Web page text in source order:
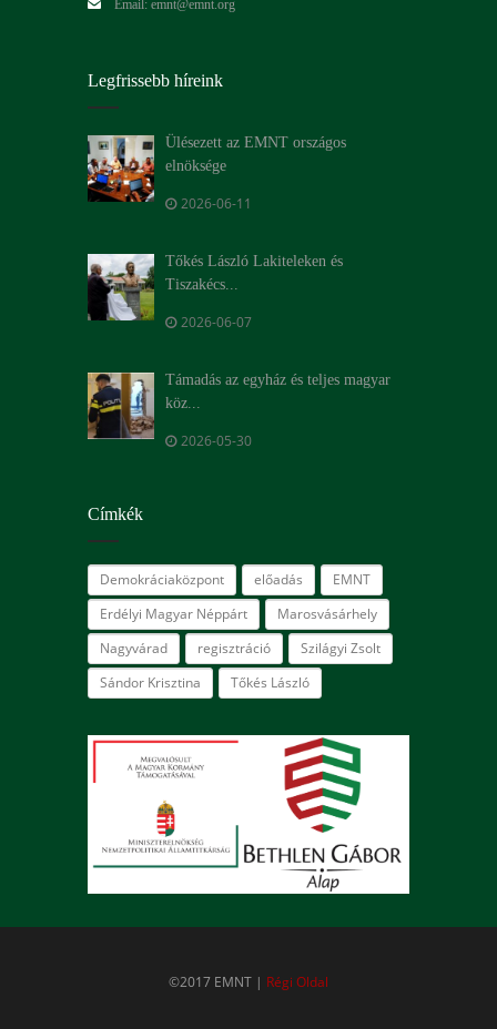
Email: emnt@emnt.org
Legfrissebb híreink
Ülésezett az EMNT országos
elnöksége
2026-06-11
Tőkés László Lakiteleken és
Tiszakécs...
2026-06-07
Támadás az egyház és teljes magyar
köz...
2026-05-30
Címkék
Demokráciaközpont előadás
EMNT
Erdélyi Magyar Néppárt
Marosvásárhely
Nagyvárad
regisztráció
Szilágyi Zsolt
Sándor Krisztina
Tőkés László
©2017 EMNT | Régi Oldal